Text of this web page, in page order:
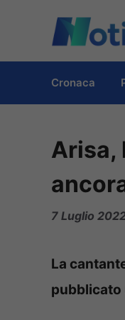
contenuto
Cronaca
Arisa,
7 Luglio
La
pubblicato